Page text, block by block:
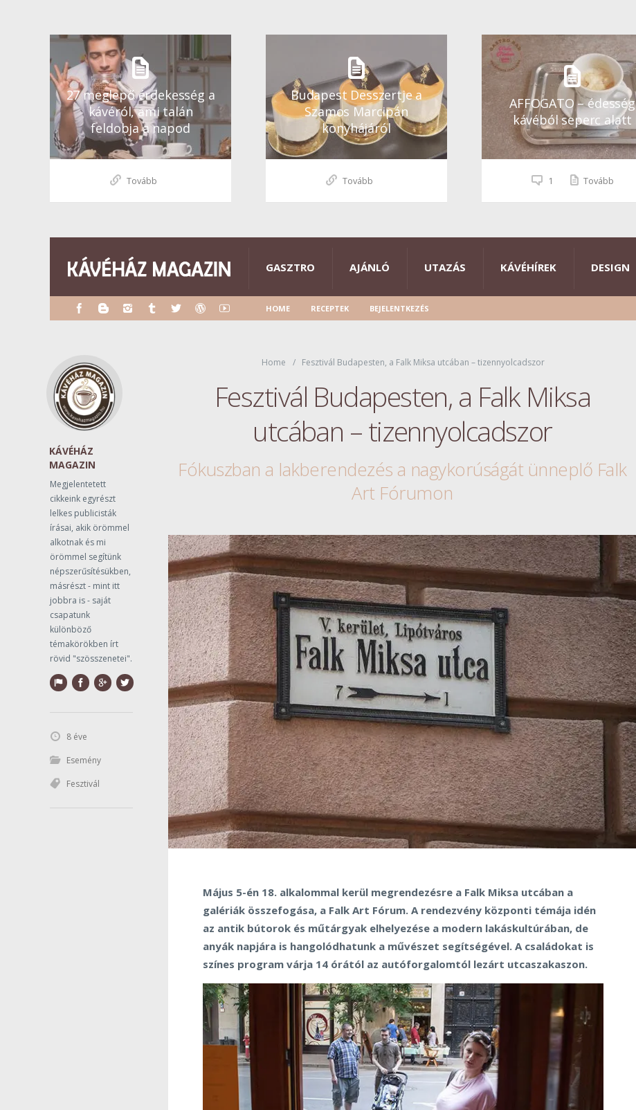
27 meglepő érdekesség a
kávéról, ami talán
feldobja a napod
Tovább
Budapest Desszertje a
Szamos Marcipán
konyhájáról
Tovább
AFFOGATO – édesség
kávéból seperc alatt
1 Tovább
GASZTRO AJÁNLÓ UTAZÁS KÁVÉHÍREK DESIGN
HOME RECEPTEK BEJELENTKEZÉS
Home Fesztivál Budapesten, a Falk Miksa utcában – tizennyolcadszor
Fesztivál Budapesten, a Falk Miksa
utcában – tizennyolcadszor
Fókuszban a lakberendezés a nagykorúságát ünneplő Falk
Art Fórumon
Május 5-én 18. alkalommal kerül megrendezésre a Falk Miksa utcában a
galériák összefogása, a Falk Art Fórum. A rendezvény központi témája idén
az antik bútorok és műtárgyak elhelyezése a modern lakáskultúrában, de
anyák napjára is hangolódhatunk a művészet segítségével. A családokat is
színes program várja 14 órától az autóforgalomtól lezárt utcaszakaszon.
KÁVÉHÁZ
MAGAZIN
Megjelentetett
cikkeink egyrészt
lelkes publicisták
írásai, akik örömmel
alkotnak és mi
örömmel segítünk
népszerűsítésükben,
másrészt - mint itt
jobbra is - saját
csapatunk
különböző
témakörökben írt
rövid "szösszenetei".
8 éve
Esemény
Fesztivál